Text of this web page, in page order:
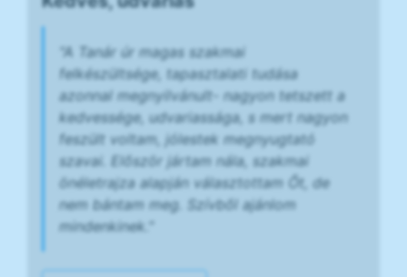
"A Tanár úr magas szakmai
felkészültsége, tapasztalati tudása
azonnal megnyilvánult- nagyon tetszett a
kedvessége, udvariassága, s mert nagyon
feszült voltam, jólestek megnyugtató
szavai. Először jártam nála, szakmai
önéletrajza alapján választottam Őt, de
nem bántam meg. Szívből ajánlom
mindenkinek."